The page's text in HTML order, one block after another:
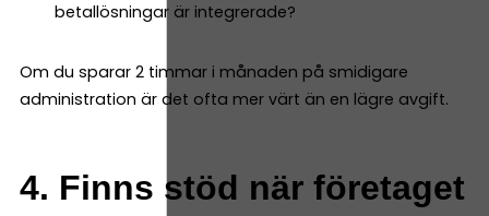
betallösningar är integrerade?
Om du sparar 2 timmar i månaden på smidigare
administration är det ofta mer värt än en lägre avgift.
4. Finns stöd när företaget